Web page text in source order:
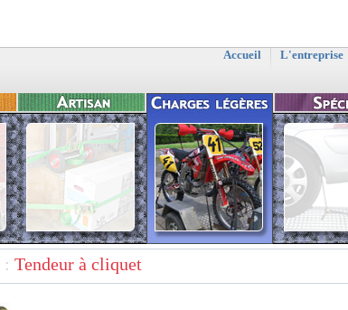
Accueil L'entreprise
: Tendeur à cliquet